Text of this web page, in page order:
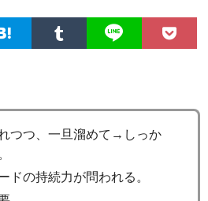
つつ、一旦溜めて→しっか
ドの持続力が問われる。